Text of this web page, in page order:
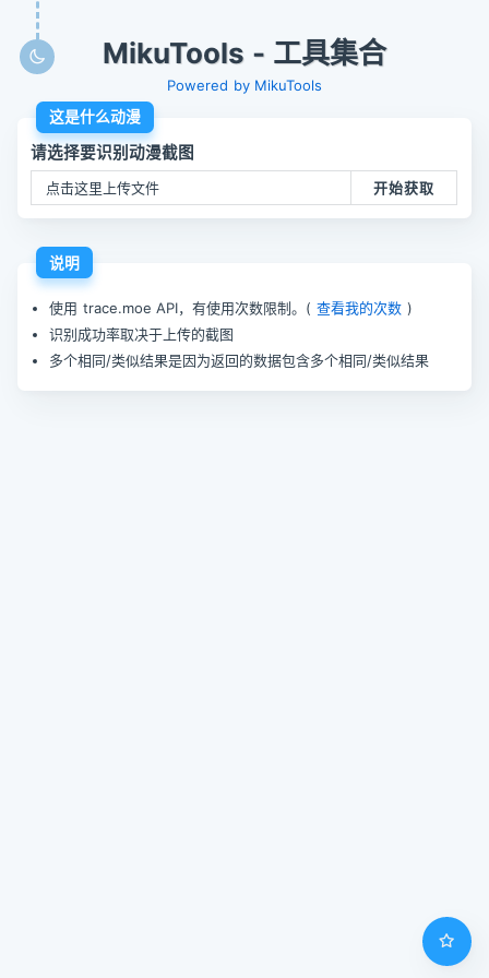
MikuTools - 工具集合
Powered by MikuTools
这是什么动漫
请选择要识别动漫截图
点击这里上传文件 开始获取
说明
使用 trace.moe API，有使用次数限制。(查看我的次数 )
识别成功率取决于上传的截图
多个相同/类似结果是因为返回的数据包含多个相同/类似结果